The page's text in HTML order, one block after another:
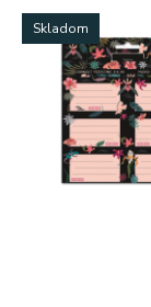
Skladom